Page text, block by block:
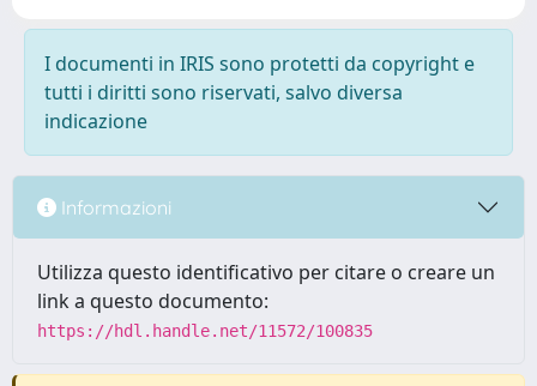
I documenti in IRIS sono protetti da copyright e
tutti i diritti sono riservati, salvo diversa
indicazione
Informazioni
Utilizza questo identificativo per citare o creare un
link a questo documento:
https://hdl.handle.net/11572/100835